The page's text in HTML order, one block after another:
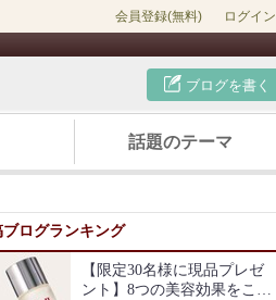
会員登録(無料) ログイン
ブログを書く
話題のテーマ
ブログランキング
【限定30名様に現品プレゼ
ント】8つの美容効果をこの